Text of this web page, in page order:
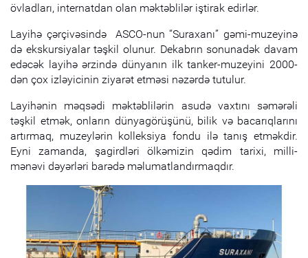
övladları, internatdan olan məktəblilər iştirak edirlər.
Layihə çərçivəsində ASCO-nun “Suraxanı” gəmi-muzeyinə
də ekskursiyalar təşkil olunur. Dekabrın sonunadək davam
edəcək layihə ərzində dünyanın ilk tanker-muzeyini 2000-
dən çox izləyicinin ziyarət etməsi nəzərdə tutulur.
Layihənin məqsədi məktəblilərin asudə vaxtını səmərəli
təşkil etmək, onların dünyagörüşünü, bilik və bacarıqlarını
artırmaq, muzeylərin kolleksiya fondu ilə tanış etməkdir.
Eyni zamanda, şagirdləri ölkəmizin qədim tarixi, milli-
mənəvi dəyərləri barədə məlumatlandırmaqdır.